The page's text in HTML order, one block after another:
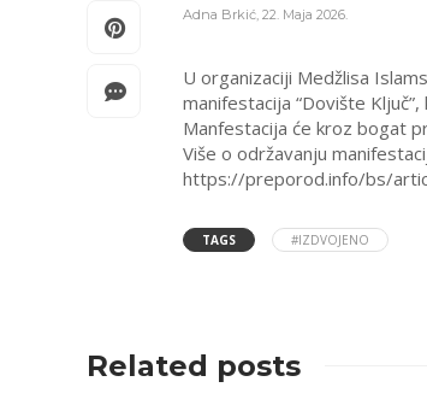
Adna Brkić, 22. Maja 2026.
U organizaciji Medžlisa
manifestacija “Dovište
Manfestacija će kroz bogat
Više o održavanju
https://preporod.info/bs/
TAGS #IZDVOJENO
Related posts